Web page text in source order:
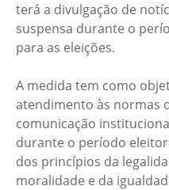
terá a divulgação de
suspensa durante o
para as eleições.
A medida tem como
atendimento às normas
comunicação
durante o período
dos princípios da
moralidade e da